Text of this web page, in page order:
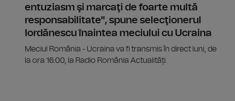
entuziasm şi marcaţi de foarte multă
responsabilitate", spune selecţionerul
Iordănescu înaintea meciului cu Ucraina
Meciul România - Ucraina va fi transmis în direct luni, de
la ora 16:00, la Radio România Actualități.